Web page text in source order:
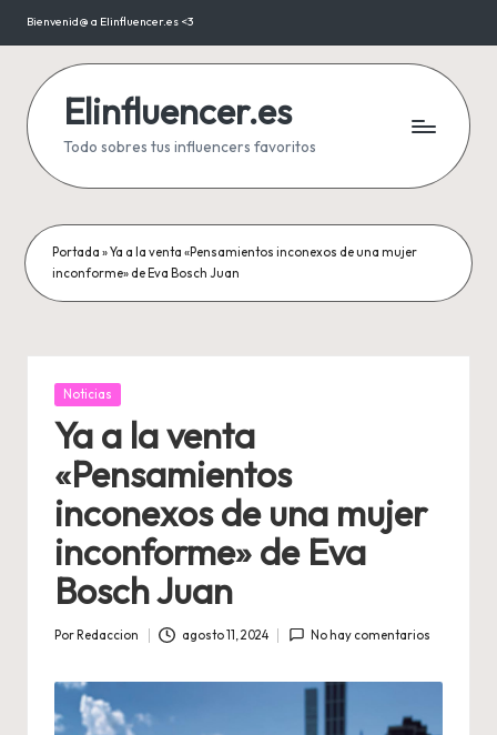
Saltar
contenido
Bienvenid@ a Elinfluencer.es <3
Elinfluencer.es
Todo sobres tus influencers favoritos
Portada »Ya a la venta «Pensamientos inconexos de una mujer
inconforme» de Eva Bosch Juan
Publicada
Noticias
Ya a la venta
«Pensamientos
inconexos de una mujer
inconforme» de Eva
Bosch Juan
Por Redaccion agosto 11, 2024 No hay comentarios